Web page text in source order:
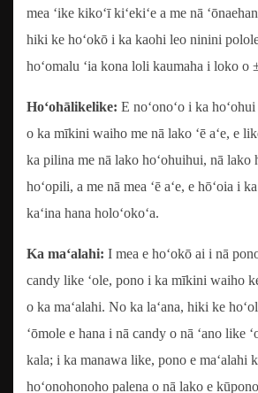
mea ʻike kikoʻī kiʻekiʻe a me nā
hiki ke hoʻokō i ka kaohi leo ninini
hoʻomalu ʻia kona loli kaumaha i loko o
Hoʻohālikelike: E noʻonoʻo i ka
o ka mīkini waiho me nā lako ʻē aʻe, e
ka pilina me nā lako hoʻohuihui, nā lako
hoʻopili, a me nā mea ʻē aʻe, e hōʻoia i
kaʻina hana holoʻokoʻa.
Ka maʻalahi: I mea e hoʻokō ai i nā
candy like ʻole, pono i ka mīkini waiho
o ka maʻalahi. No ka laʻana, hiki ke
ʻōmole e hana i nā candy o nā ʻano like
kala; i ka manawa like, pono e maʻalahi
hoʻonohonoho palena o nā lako e